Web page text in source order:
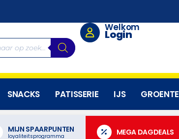
Welkom
Login
SNACKS PATISSERIE IJS GROENTE
MIJN SPAARPUNTEN
loyaliteitsprogramma MEGA DAGDEALS